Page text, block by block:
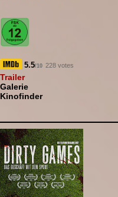
5.5/10 228 votes
Trailer
Galerie
Kinofinder